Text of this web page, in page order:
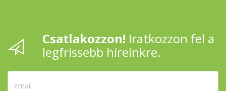
Csatlakozzon! Iratkozzon fel a
legfrissebb híreinkre.